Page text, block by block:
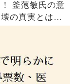
釜萢敏氏の意
の真実とは？